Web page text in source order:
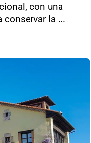
con una
conservar la ...